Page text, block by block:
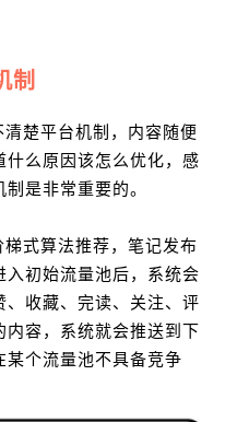
制
楚平台机制，内容随便
么原因该怎么优化，感
是非常重要的。
式算法推荐，笔记发布
初始流量池后，系统会
收藏、完读、关注、评
容，系统就会推送到下
个流量池不具备竞争